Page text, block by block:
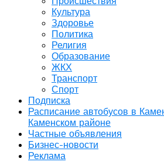
Культура
Здоровье
Политика
Религия
Образование
ЖКХ
Транспорт
Спорт
Подписка
Расписание автобусов в
Каменском районе
Частные объявления
Бизнес-новости
Реклама